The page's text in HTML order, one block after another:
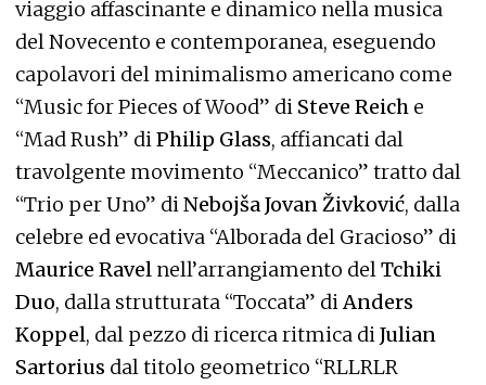
viaggio affascinante e dinamico nella musica
del Novecento e contemporanea, eseguendo
capolavori del minimalismo americano come
“Music for Pieces of Wood” di Steve Reich e
“Mad Rush” diPhilip Glass, affiancati dal
travolgente movimento “Meccanico” tratto dal
“Trio per Uno” diNebojša Jovan Živković, dalla
celebre ed evocativa “Alborada del Gracioso” di
Maurice Ravel nell’arrangiamento delTchiki
Duo, dalla strutturata “Toccata” diAnders
Koppel, dal pezzo di ricerca ritmica diJulian
Sartorius dal titolo geometrico “RLLRLR